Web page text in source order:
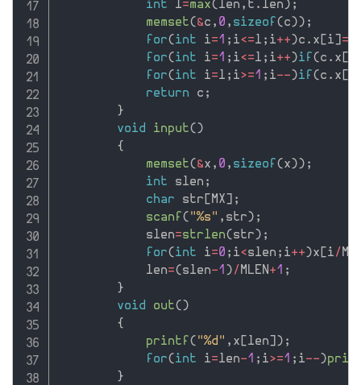
int l=max(len , t . len) ;
memset(&c , 0 , sizeof (c)) ;
for(int i=1 ; i<=l ; i++)c . x [i] =
for(int i=1 ; i<=l ; i++)if (c . x [
for(int i=l ; i>=1 ; i--)if (c . x [
return c ;
}
void
input()
{
memset(&x , 0 , sizeof (x)) ;
int slen ;
char str [MX] ;
scanf ( "%s" , str) ;
            slen
=strlen(str) ;
for(int i=0 ; i<slen ; i++)x [i /
            len
=(slen-1 ) / MLEN+1 ;
}
void
out()
{
printf ( "%d" , x [len] ) ;
for(int i=len-1 ; i>=1 ; i--)
}